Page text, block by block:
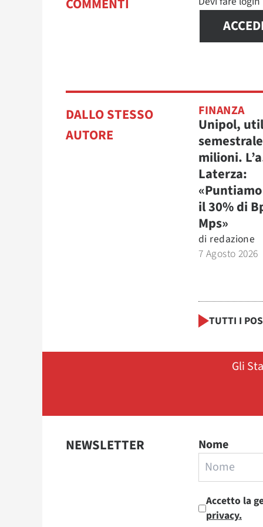
COMMENTI
DALLO STESSO
AUTORE
FINANZA
Unipol,
milioni.
Laterza:
il 30% di
Mps»
di redazione
7 Agosto 2026
TUTTI I
Gli
NEWSLETTER Nome
Accetto la
privacy.